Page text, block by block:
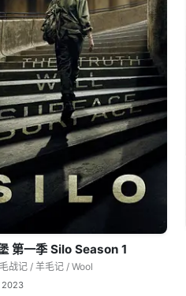
第一季 Silo Season 1
战记 / 羊毛记 / Wool
2023